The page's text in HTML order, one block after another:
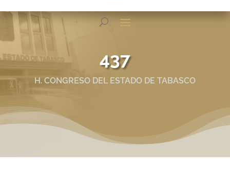
437
H. CONGRESO DEL ESTADO DE TABASCO